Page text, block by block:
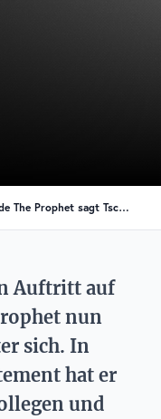
Hardcore-Legende The Prophet sagt Tschüss: Das war sein letzter Auftritt
Auftritt auf
nun
sich. In
hat er
und